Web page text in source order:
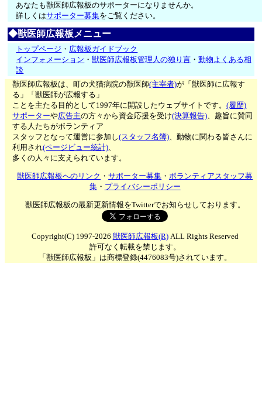
あなたも獣医師広報板のサポーターになりませんか。
詳しくはサポーター募集をご覧ください。
◆獣医師広報板メニュー
トップページ ・ 広報板ガイドブック
インフォメーション ・獣医師広報板管理人の独り言 ・動物よくある相
談
獣医師広報板は、町の犬猫病院の獣医師(主宰者)が「獣医師に広報す
る」「獣医師が広報する」
ことを主たる目的として1997年に開設したウェブサイトです。(履歴)
サポーターや広告主の方々から資金応援を受け(決算報告)、趣旨に賛同
する人たちがボランティア
スタッフとなって運営に参加し(スタッフ名簿)、動物に関わる皆さんに
利用され(ページビュー統計)、
多くの人々に支えられています。
獣医師広報板へのリンク ・サポーター募集 ・ボランティアスタッフ募
集・ プライバシーポリシー
獣医師広報板の最新更新情報をTwitterでお知らせしております。
Copyright(C) 1997-2026 獣医師広報板(R)ALL Rights Reserved
許可なく転載を禁じます。
「獣医師広報板」は商標登録(4476083号)されています。